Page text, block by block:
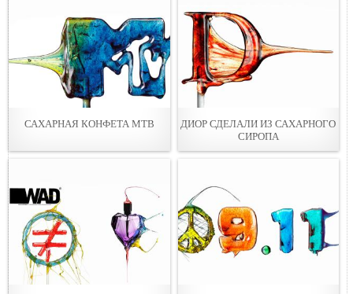
САХАРНАЯ КОНФЕТА МТВ
ДИОР СДЕЛАЛИ ИЗ САХАРНОГО
СИРОПА